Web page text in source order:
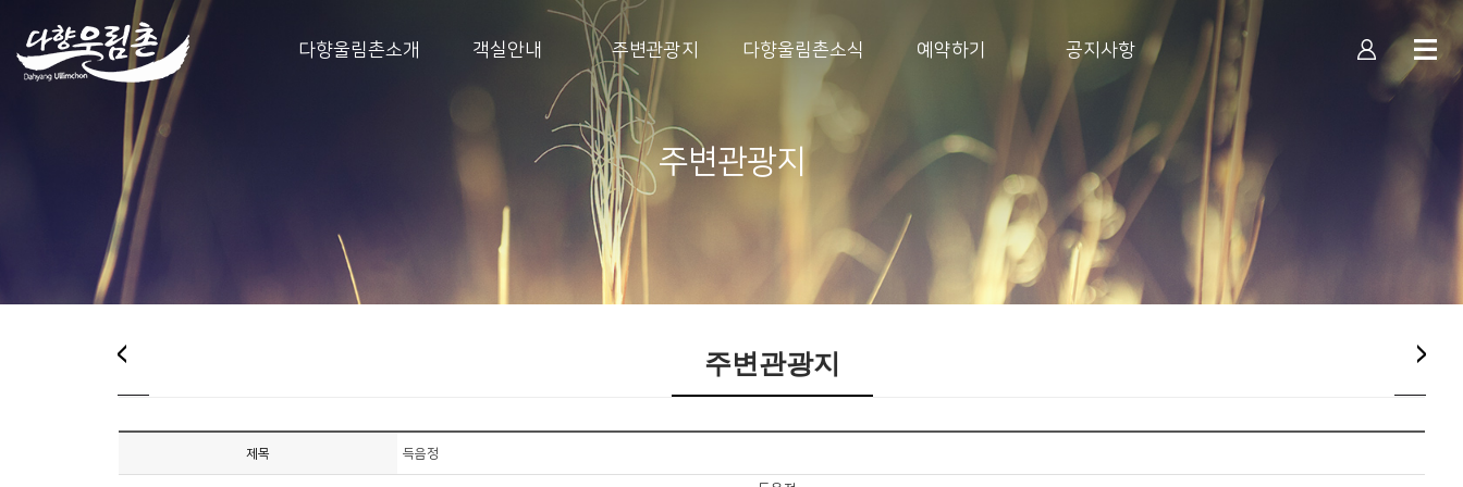
다향울림촌소개 객실안내 주변관광지 다향울림촌소식 예약하기 공지사항
주변관광지
주변관광지
제목 득음정